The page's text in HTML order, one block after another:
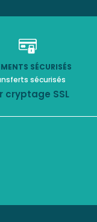
SÉCURISÉS
sécurisés
cryptage SSL